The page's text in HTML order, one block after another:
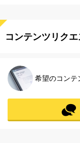
コンテンツリクエ
希望のコンテ